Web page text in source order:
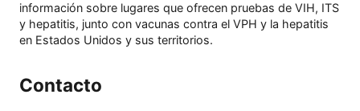
información sobre lugares que ofrecen pruebas de VIH, ITS
y hepatitis, junto con vacunas contra el VPH y la hepatitis
en Estados Unidos y sus territorios.
Contacto